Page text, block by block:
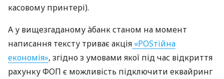
касовому принтері).
А у вищезгаданому àбанк станом на момент
написання тексту триває акція «POSтійна
економія», згідно з умовами якої під час відкриття
рахунку ФОП є можливість підключити еквайринг